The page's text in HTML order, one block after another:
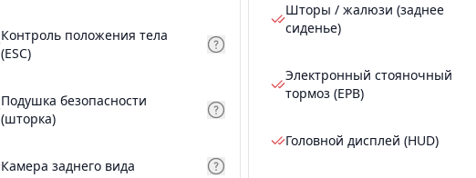
Контроль положения тела
(ESC)
Подушка безопасности
(шторка)
Камера заднего вида
Шторы / жалюзи (заднее
сиденье)
Электронный стояночный
тормоз (EPB)
Головной дисплей (HUD)